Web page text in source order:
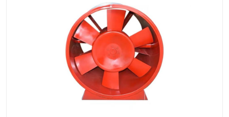
镁质防火风管
通风管道
消防风机
镀锌矩形风管